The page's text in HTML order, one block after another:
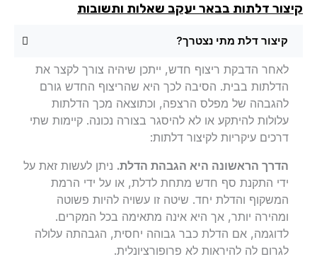
דלתות בבאר יעקב שאלות ותשובות
קיצור דלת מתי נצטרך?
לאחר הדבקת ריצוף חדש, ייתכן שיהיה צורך לקצר את
הדלתות בבית. הסיבה לכך היא שהריצוף החדש גורם
להגבהה של מפלס הרצפה, וכתוצאה מכך הדלתות
עלולות להיתקע או לא להיסגר בצורה נכונה. קיימות שתי
דרכים עיקריות לקיצור דלתות:
הדרך הראשונה היא הגבהת הדלת.ניתן לעשות זאת על
ידי התקנת סף חדש מתחת לדלת, או על ידי הרמת
המשקוף והדלת יחד. שיטה זו עשויה להיות פשוטה
ומהירה יותר, אך היא אינה מתאימה בכל המקרים.
לדוגמה, אם הדלת כבר גבוהה יחסית, הגבהתה עלולה
לגרום לה להיראות לא פרופורציונלית.